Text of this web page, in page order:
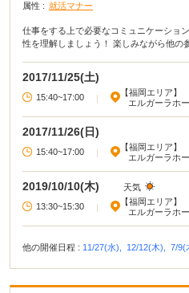
属性 : 就活マナー
仕事をする上で必要なコミュニケーショ
性を理解しましょう！ 楽しみながら他の
2017/11/25(土)
15:40~17:00 |
【福岡エリア】
エルガーラホ
2017/11/26(日)
15:40~17:00 |
【福岡エリア】
エルガーラホ
2019/10/10(木)
天気
13:30~15:30
|
【福岡エリア】
エルガーラホ
他の開催日程 : 11/27(水), 12/12(木), 7/9(